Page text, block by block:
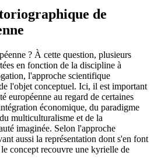
de
? À cette question, plusieurs
en fonction de la discipline à
l'approche scientifique
l'objet conceptuel. Ici, il est important
européenne au regard de certaines
économique, du paradigme
multiculturalisme et de la
imaginée. Selon l'approche
aussi la représentation dont s'en font
concept recouvre une kyrielle de